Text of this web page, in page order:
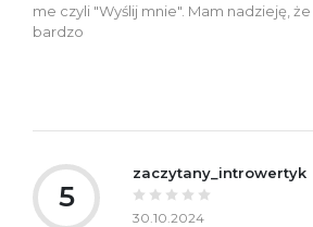
me czyli "Wyślij mnie". Mam nadzieję,
bardzo
5
zaczytany_introwertyk
30.10.2024